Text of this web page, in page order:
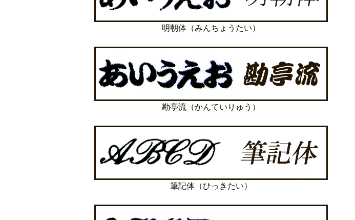
明朝体（みんちょうたい）
勘亭流（かんていりゅう）
筆記体（ひっきたい）